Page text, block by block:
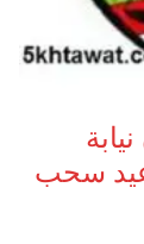
و2020 ومواعيد سحب